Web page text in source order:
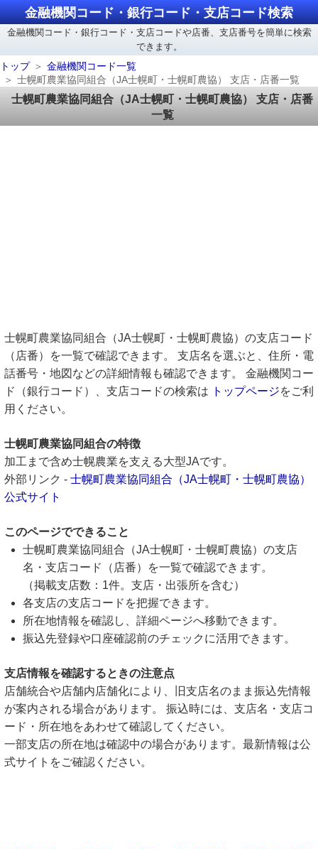
金融機関コード・銀行コード・支店コード検索
金融機関コード・銀行コード・支店コードや店番、支店番号を簡単に検索
できます。
トップ
金融機関コード一覧
士幌町農業協同組合（JA士幌町・士幌町農協） 支店・店番一覧
士幌町農業協同組合（JA士幌町・士幌町農協） 支店・店番
一覧
士幌町農業協同組合（JA士幌町・士幌町農協）の支店コード
（店番）を一覧で確認できます。 支店名を選ぶと、住所・電
話番号・地図などの詳細情報も確認できます。 金融機関コー
ド（銀行コード）、支店コードの検索は
トップページをご利
用ください。
士幌町農業協同組合の特徴
加工まで含め士幌農業を支える大型JAです。
外部リンク - 士幌町農業協同組合（JA士幌町・士幌町農協）
公式サイト
このページでできること
士幌町農業協同組合（JA士幌町・士幌町農協）の支店
名・支店コード（店番）を一覧で確認できます。
（掲載支店数：1件。支店・出張所を含む）
各支店の支店コードを把握できます。
所在地情報を確認し、詳細ページへ移動できます。
振込先登録や口座確認前のチェックに活用できます。
支店情報を確認するときの注意点
店舗統合や店舗内店舗化により、旧支店名のまま振込先情報
が案内される場合があります。 振込時には、支店名・支店コ
ード・所在地をあわせて確認してください。
一部支店の所在地は確認中の場合があります。最新情報は公
式サイトをご確認ください。